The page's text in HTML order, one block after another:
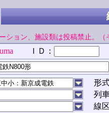
ション、施設類は投稿禁止。（
ＩＤ：
形
列
線